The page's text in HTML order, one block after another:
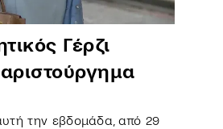
Γέρζι
την εβδομάδα, από 29